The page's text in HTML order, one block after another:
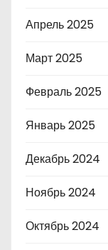
Апрель 2025
Март 2025
Февраль 2025
Январь 2025
Декабрь 2024
Ноябрь 2024
Октябрь 2024